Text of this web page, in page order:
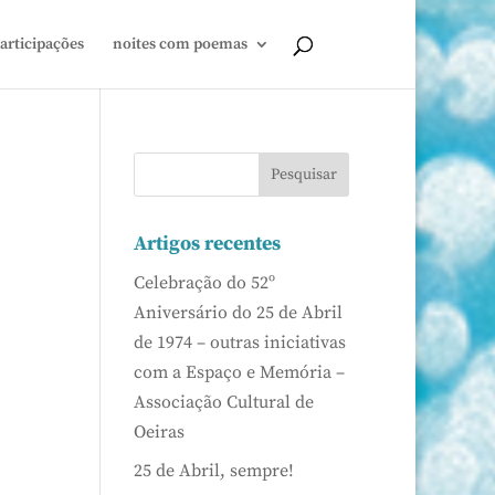
noites com poemas
Artigos recentes
Celebração do 52º
Aniversário do 25 de Abril
de 1974 – outras iniciativas
com a Espaço e Memória –
Associação Cultural de
Oeiras
25 de Abril, sempre!